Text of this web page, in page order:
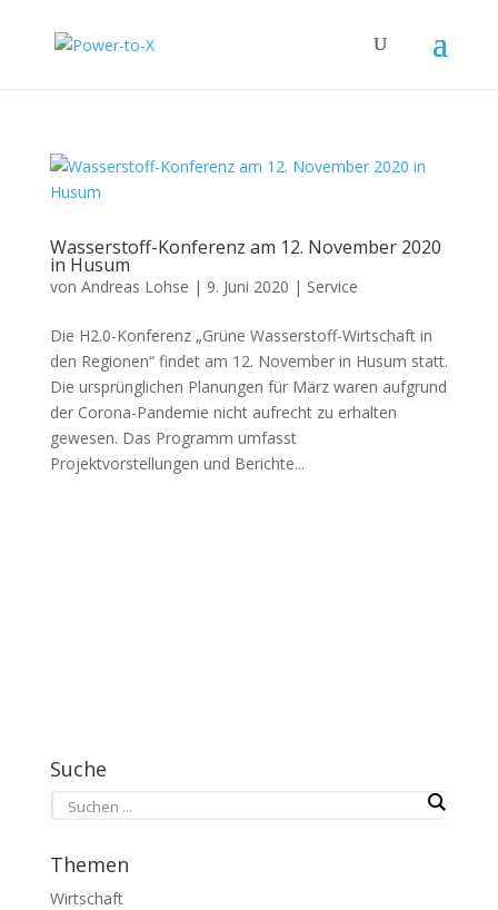
Wasserstoff-Konferenz am 12. November 2020
in Husum
von Andreas Lohse | 9. Juni 2020 | Service
Die H2.0-Konferenz „Grüne Wasserstoff-Wirtschaft in
den Regionen“ findet am 12. November in Husum statt.
Die ursprünglichen Planungen für März waren aufgrund
der Corona-Pandemie nicht aufrecht zu erhalten
gewesen. Das Programm umfasst
Projektvorstellungen und Berichte...
Suche
Themen
Wirtschaft